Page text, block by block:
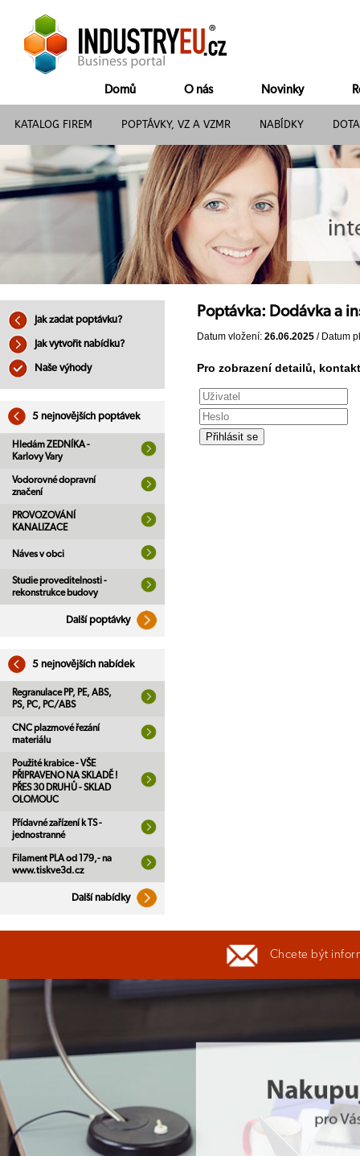
Domů O nás Novinky
KATALOG FIREM POPTÁVKY, VZ A VZMR NABÍDKY
Jak zadat poptávku?
Jak vytvořit nabídku?
Naše výhody
5 nejnovějších poptávek
Hledám ZEDNÍKA -
Karlovy Vary
Vodorovné dopravní
značení
PROVOZOVÁNÍ
KANALIZACE
Náves v obci
Studie proveditelnosti -
rekonstrukce budovy
Další poptávky
5 nejnovějších nabídek
Regranulace PP, PE, ABS,
PS, PC, PC/ABS
CNC plazmové řezání
materiálu
Použité krabice - VŠE
PŘIPRAVENO NA SKLADĚ !
PŘES 30 DRUHŮ - SKLAD
OLOMOUC
Přídavné zařízení k TS -
jednostranné
Filament PLA od 179,- na
www.tiskve3d.cz
Další nabídky
Poptávka: Dodávka a
Datum vložení: 26.06.2025 / Datum
Pro zobrazení detailů,
Chcete být